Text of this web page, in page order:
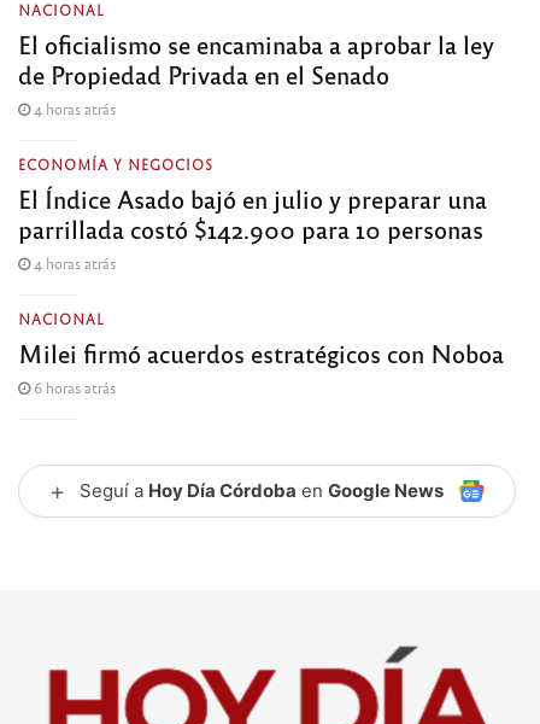
NACIONAL
El oficialismo se encaminaba a aprobar la ley
de Propiedad Privada en el Senado
4 horas atrás
ECONOMÍA Y NEGOCIOS
El Índice Asado bajó en julio y preparar una
parrillada costó $142.900 para 10 personas
4 horas atrás
NACIONAL
Milei firmó acuerdos estratégicos con Noboa
6 horas atrás
+ Seguí a Hoy Día Córdoba en Google News